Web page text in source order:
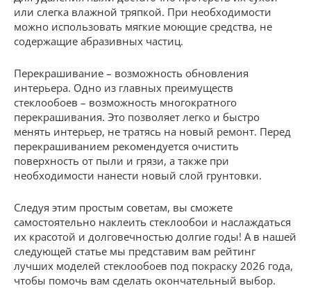
или слегка влажной тряпкой. При необходимости
можно использовать мягкие моющие средства, не
содержащие абразивных частиц.
Перекрашивание – возможность обновления
интерьера. Одно из главных преимуществ
стеклообоев – возможность многократного
перекрашивания. Это позволяет легко и быстро
менять интерьер, не тратясь на новый ремонт. Перед
перекрашиванием рекомендуется очистить
поверхность от пыли и грязи, а также при
необходимости нанести новый слой грунтовки.
Следуя этим простым советам, вы сможете
самостоятельно наклеить стеклообои и наслаждаться
их красотой и долговечностью долгие годы! А в нашей
следующей статье мы представим вам рейтинг
лучших моделей стеклообоев под покраску 2026 года,
чтобы помочь вам сделать окончательный выбор.